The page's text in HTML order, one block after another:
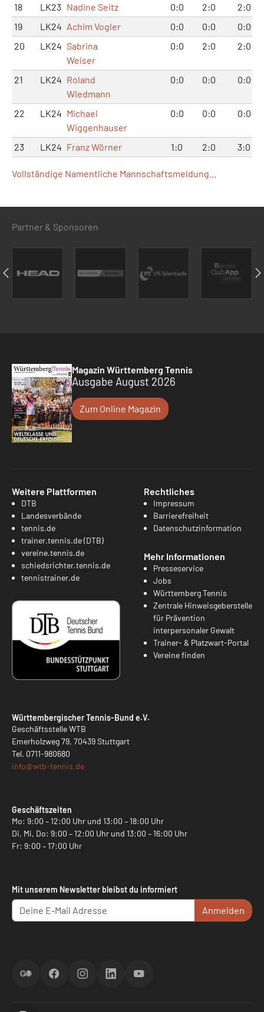
18
LK23 Nadine Seitz 0:0 2:0
2:0
19
LK24 Achim Vogler 0:0 0:0
0:0
20
LK24 Sabrina
Weiser
0:0 2:0 2:0
21 LK24 Roland
Wiedmann
0:0 0:0 0:0
22 LK24 Michael
Wiggenhauser
0:0 0:0 0:0
23 LK24 Franz Wörner 1:0 2:0 3:0
Vollständige Namentliche Mannschaftsmeldung...
Partner & Sponsoren
Magazin Württemberg Tennis
Ausgabe August 2026
Zum Online Magazin
Weitere Plattformen
DTB
Landesverbände
tennis.de
trainer.tennis.de (DTB)
vereine.tennis.de
schiedsrichter.tennis.de
tennistrainer.de
Rechtliches
Impressum
Barrierefreiheit
Datenschutzinformation
Mehr Informationen
Presseservice
Jobs
Württemberg Tennis
Zentrale Hinweisgeberstelle
für Prävention
interpersonaler Gewalt
Trainer- & Platzwart-Portal
Vereine finden
Württembergischer Tennis-Bund e.V.
Geschäftsstelle WTB
Emerholzweg 79, 70439 Stuttgart
Tel. 0711-980680
info@wtb-tennis.de
Geschäftszeiten
Mo: 9:00 – 12:00 Uhr und 13:00 – 18:00 Uhr
Di, Mi, Do: 9:00 – 12:00 Uhr und 13:00 – 16:00 Uhr
Fr: 9:00 – 17:00 Uhr
Mit unserem Newsletter bleibst du informiert
Anmelden
ScoreGOFacebookInstagramLinkedInYouTube